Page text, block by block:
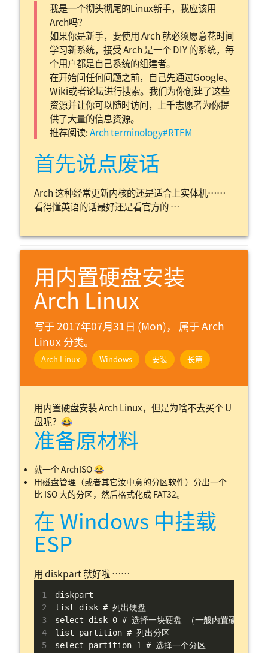
我是一个彻头彻尾的Linux新手，我应该用
Arch吗？
如果你是新手，要使用 Arch 就必须愿意花时间
学习新系统，接受 Arch 是一个 DIY 的系统，每
个用户都是自己系统的组建者。
在开始问任何问题之前，自己先通过Google、
Wiki或者论坛进行搜索。我们为你创建了这些
资源并让你可以随时访问，上千志愿者为你提
供了大量的信息资源。
推荐阅读:Arch terminology#RTFM
首先说点废话
Arch 这种经常更新内核的还是适合上实体机……
看得懂英语的话最好还是看官方的 …
用内置硬盘安装
Arch Linux
写于 2017年07月31日 (Mon)， 属于Arch
Linux 分类。
Arch Linux Windows 安装 长篇
用内置硬盘安装 Arch Linux，但是为啥不去买个 U
盘呢？😂
准备原材料
就一个 ArchISO 😂
用磁盘管理（或者其它汝中意的分区软件）分出一个
比 ISO 大的分区，然后格式化成 FAT32。
在 Windows 中挂载
ESP
用 diskpart 就好啦 ……
diskpart
list disk # 列出硬盘
select disk 0 # 选择一块硬盘 （一般内置硬盘都是
list partition # 列出分区
select partition 1 # 选择一个分区